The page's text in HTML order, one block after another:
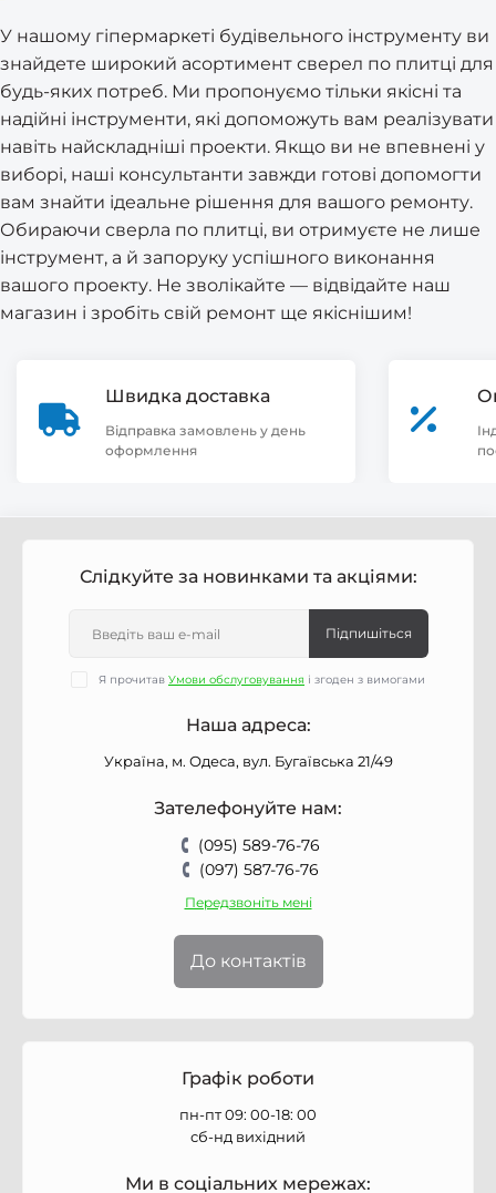
У нашому гіпермаркеті будівельного інструменту ви
знайдете широкий асортимент сверел по плитці для
будь-яких потреб. Ми пропонуємо тільки якісні та
надійні інструменти, які допоможуть вам реалізувати
навіть найскладніші проекти. Якщо ви не впевнені у
виборі, наші консультанти завжди готові допомогти
вам знайти ідеальне рішення для вашого ремонту.
Обираючи сверла по плитці, ви отримуєте не лише
інструмент, а й запоруку успішного виконання
вашого проекту. Не зволікайте — відвідайте наш
магазин і зробіть свій ремонт ще якіснішим!
Швидка доставка
Відправка замовлень у день
оформлення
Слідкуйте за новинками та акціями:
Підпишіться
Я прочитав Умови обслуговування і згоден з вимогами
Наша адреса:
Україна, м. Одеса, вул. Бугаївська 21/49
Зателефонуйте нам:
(095) 589-76-76
(097) 587-76-76
Передзвоніть мені
До контактів
Графік роботи
пн-пт 09: 00-18: 00
сб-нд вихідний
Ми в соціальних мережах: